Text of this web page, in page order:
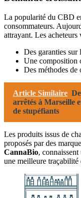
La popularité du CBD
consommateurs.
attrayant. Les acheteurs
Des garanties sur
Une composition
Des méthodes de
Article Similaire
arrêtés à Marseille
de stupéfiants
Les produits issus de
proposés par des
CannaBio,
une meilleure traçabilité